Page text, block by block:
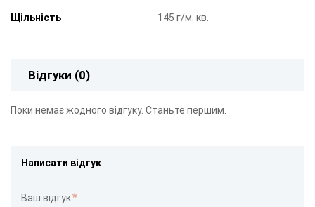
Щільність 145 г/м. кв.
Відгуки (0)
Поки немає жодного відгуку. Станьте першим.
Написати відгук
Ваш відгук